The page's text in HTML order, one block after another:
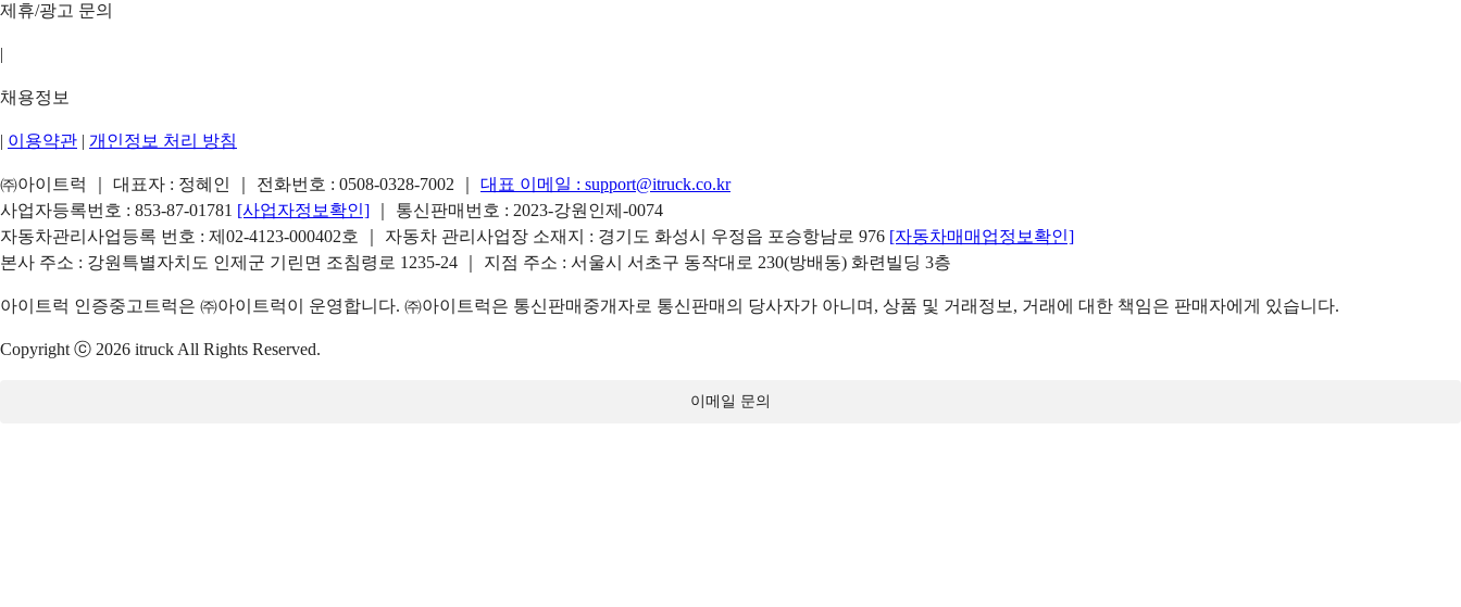
제휴/광고 문의
|
채용정보
| 이용약관 | 개인정보 처리 방침
㈜아이트럭 ｜ 대표자 : 정혜인 ｜ 전화번호 : 0508-0328-7002 대표 이메일 : support@itruck.co.kr
사업자등록번호 : 853-87-01781 [사업자정보확인]
｜ 통신판매번호 : 2023-강원인제-0074
자동차관리사업등록 번호 : 제02-4123-000402호 ｜ 자동차 관리사업장 소재지 : 경기도 화성시 우정읍 포승항남로 976 [자동차매매업정보확인]
본사 주소 : 강원특별자치도 인제군 기린면 조침령로 1235-24 ｜ 지점 주소 : 서울시 서초구 동작대로 230(방배동) 화련빌딩 3층
아이트럭 인증중고트럭은 ㈜아이트럭이 운영합니다. ㈜아이트럭은 통신판매중개자로 통신판매의 당사자가 아니며, 상품 및 거래정보, 거래에 대한 책임은 판매자에게 있습니다.
Copyright ⓒ 2026 itruck All Rights Reserved.
이메일 문의